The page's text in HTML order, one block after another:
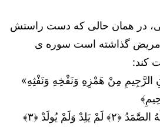
در همان حالی که دست راستش
مریض گذاشته است سوره ی
کند:
الرَّجِيمِ مِنْ هَمْزِهِ وَنَفْخِهِ وَنَفْثِهِ»
قُلْ هُوَ اللَّهُ أَحَدٌ ﴿١﴾ اللَّهُ الصَّمَدُ ﴿٢﴾ لَمْ یَلِدْ وَلَمْ یُولَدْ ﴿٣﴾